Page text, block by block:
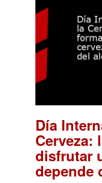
Día
Cerveza:
disfrutar
depende